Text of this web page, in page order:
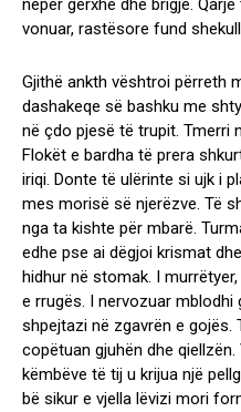
nëpër gërxhe dhe brigje.
vonuar, rastësore fund
Gjithë ankth vështroi përreth
dashakeqe së bashku me
në çdo pjesë të trupit. Tmerri
Flokët e bardha të prera
iriqi. Donte të ulërinte si ujk i
mes morisë së njerëzve. Të
nga ta kishte për mbarë.
edhe pse ai dëgjoi krismat
hidhur në stomak. I
e rrugës. I nervozuar mblodhi
shpejtazi në zgavrën e gojës.
copëtuan gjuhën dhe
këmbëve të tij u krijua një
bë sikur e vjella lëvizi mori